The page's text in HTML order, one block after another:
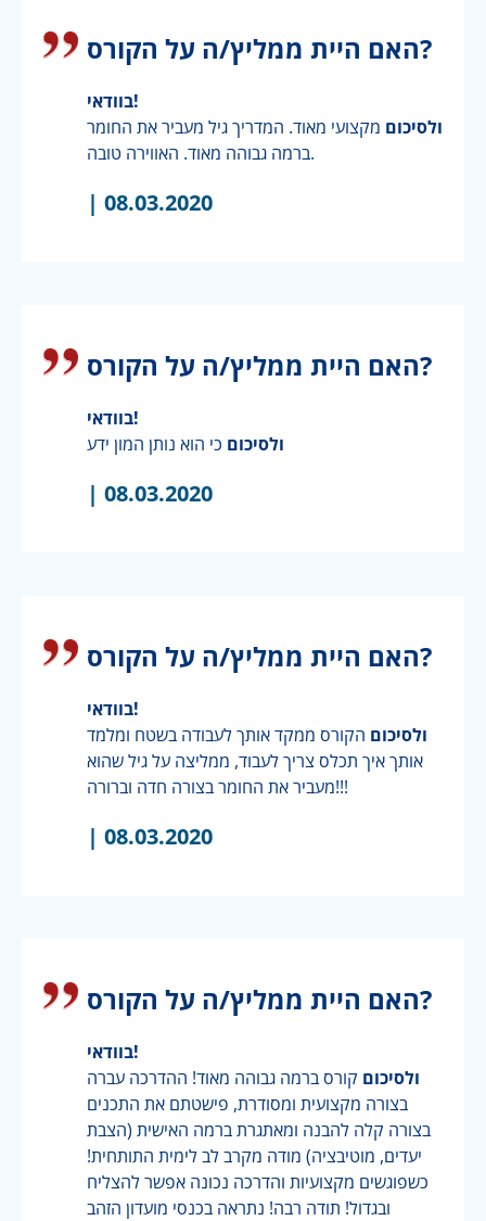
האם היית ממליץ/ה על הקורס?
בוודאי!
ולסיכום מקצועי מאוד. המדריך גיל מעביר את החומר
ברמה גבוהה מאוד. האווירה טובה.
| 08.03.2020
האם היית ממליץ/ה על הקורס?
בוודאי!
ולסיכום כי הוא נותן המון ידע
| 08.03.2020
האם היית ממליץ/ה על הקורס?
בוודאי!
ולסיכום הקורס ממקד אותך לעבודה בשטח ומלמד
אותך איך תכלס צריך לעבוד, ממליצה על גיל שהוא
מעביר את החומר בצורה חדה וברורה!!!
| 08.03.2020
האם היית ממליץ/ה על הקורס?
בוודאי!
ולסיכום קורס ברמה גבוהה מאוד! ההדרכה עברה
בצורה מקצועית ומסודרת, פישטתם את התכנים
בצורה קלה להבנה ומאתגרת ברמה האישית (הצבת
יעדים, מוטיבציה) מודה מקרב לב לימית התותחית!
כשפוגשים מקצועיות והדרכה נכונה אפשר להצליח
ובגדול! תודה רבה! נתראה בכנסי מועדון הזהב